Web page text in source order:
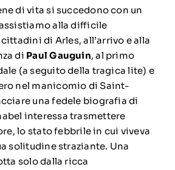
di vita si succedono con un
alla difficile
di Arles, all’arrivo e alla
di Paul Gauguin, al primo
(a seguito della tragica lite) e
nel manicomio di Saint-
una fedele biografia di
interessa trasmettere
lo stato febbrile in cui viveva
solitudine straziante. Una
solo dalla ricca